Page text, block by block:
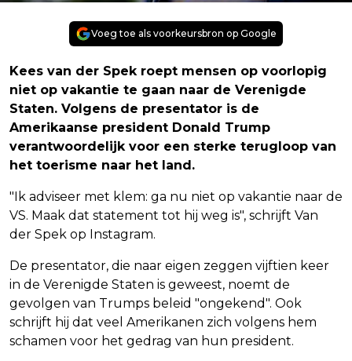
Voeg toe als voorkeursbron op Google
Kees van der Spek roept mensen op voorlopig
niet op vakantie te gaan naar de Verenigde
Staten. Volgens de presentator is de
Amerikaanse president Donald Trump
verantwoordelijk voor een sterke terugloop van
het toerisme naar het land.
"Ik adviseer met klem: ga nu niet op vakantie naar de
VS. Maak dat statement tot hij weg is", schrijft Van
der Spek op Instagram.
De presentator, die naar eigen zeggen vijftien keer
in de Verenigde Staten is geweest, noemt de
gevolgen van Trumps beleid "ongekend". Ook
schrijft hij dat veel Amerikanen zich volgens hem
schamen voor het gedrag van hun president.